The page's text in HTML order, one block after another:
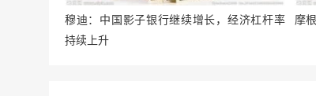
穆迪：中国影子银行继续增长，经济杠杆率
持续上升
摩